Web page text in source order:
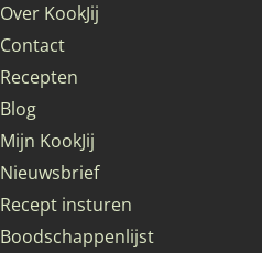
Over KookJij
Contact
Recepten
Blog
Mijn KookJij
Nieuwsbrief
Recept insturen
Boodschappenlijst